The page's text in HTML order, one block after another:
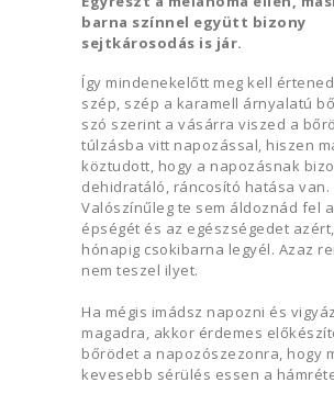
barna színnel együtt bizony
sejtkárosodás is jár.
Így mindenekelőtt meg kell
szép, szép a karamell árnyalatú
szó szerint a vásárra viszed a
túlzásba vitt napozással, hiszen
köztudott, hogy a napozásnak
dehidratáló, ráncosító hatása van.
Valószínűleg te sem áldoznád fel
épségét és az egészségedet
hónapig csokibarna legyél. Azaz
nem teszel ilyet.
Ha mégis imádsz napozni és
magadra, akkor érdemes
bőrödet a napozószezonra, hogy
kevesebb sérülés essen a